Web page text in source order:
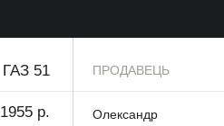
ГАЗ 51
1955 р.
ПРОДАВЕЦЬ
Олександр